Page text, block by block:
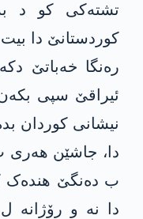
تشتەکی کو د
کوردستانێ دا
رەنگا خەباتێ
ئیراقێ سپی
نیشانی کوردان
دا، جاشێن
ب دەنگێ هندەک
دا نە و رۆژانە